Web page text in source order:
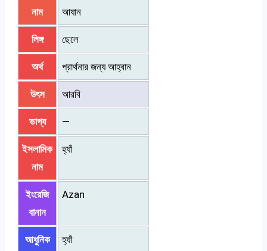
নাম আযান
লিঙ্গ ছেলে
অর্থ প্রার্থনার জন্য আহ্বান
উৎস আরবি
ভাগ্য —
ইসলামিক
নাম
হ্যাঁ
ইংরেজি
বানান
Azan
আধুনিক
হ্যাঁ